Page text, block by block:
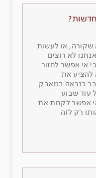
שקורה, או לעשות
לא רוצים
אי אפשר לחזור
להציע את
כנראה במאבק
עוד שבוע
אי אפשר לקחת את
רק לזה